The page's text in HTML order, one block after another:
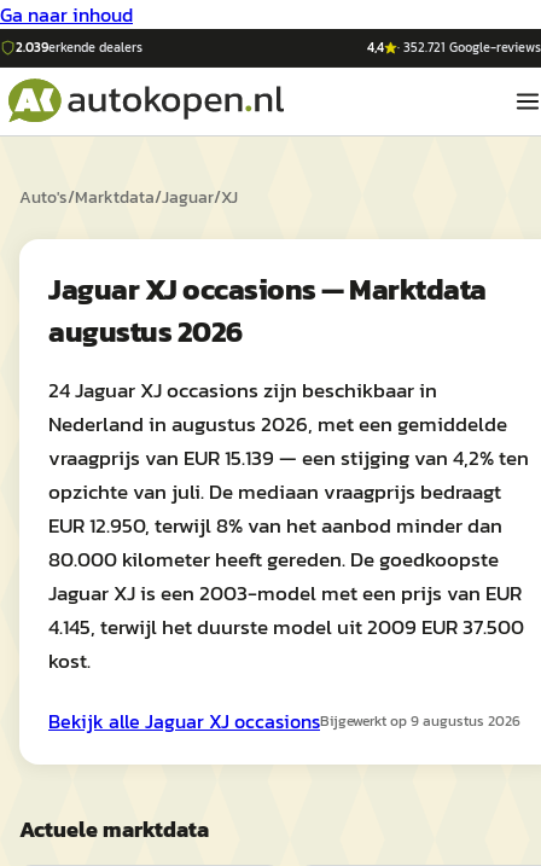
Ga naar inhoud
2.039erkende dealers 4,4 ·352.721 Google-reviews
Auto's/Marktdata/Jaguar/XJ
Jaguar XJ occasions — Marktdata
augustus 2026
24 Jaguar XJ occasions zijn beschikbaar in
Nederland in augustus 2026, met een gemiddelde
vraagprijs van EUR 15.139 — een stijging van 4,2% ten
opzichte van juli. De mediaan vraagprijs bedraagt
EUR 12.950, terwijl 8% van het aanbod minder dan
80.000 kilometer heeft gereden. De goedkoopste
Jaguar XJ is een 2003-model met een prijs van EUR
4.145, terwijl het duurste model uit 2009 EUR 37.500
kost.
Bekijk alle Jaguar XJ occasionsBijgewerkt op9 augustus 2026
Actuele marktdata